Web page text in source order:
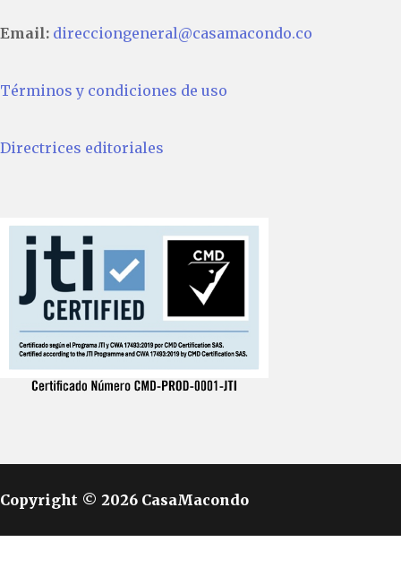
Email: direcciongeneral@casamacondo.co
Términos y condiciones de uso
Directrices editoriales
Copyright © 2026 CasaMacondo